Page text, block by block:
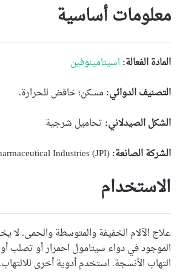
معلومات أساسية
المادة الفعالة: اسيتامينوفين
التصنيف الدوائي:مسكن؛ خافض للحرارة.
الشكل الصيدلاني: تحاميل شرجية
الشركة الصانعة:
الاستخدام
علاج الآلام الخفيفة والمتوسطة والحمى. لا
الموجود في دواء سيتامول احمرار أو تصلب
التهاب الأنسجة. استخدم أدوية أخرى للالتهاب.